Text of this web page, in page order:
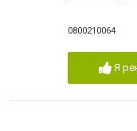
0800210064
Я